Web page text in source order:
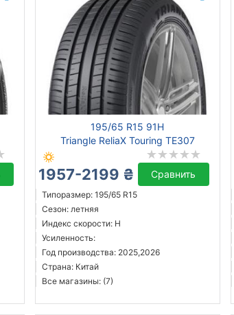
195/65 R15 91H
Triangle ReliaX Touring TE307
1957-2199 ₴ Сравнить
Типоразмер: 195/65 R15
Сезон: летняя
Индекс скорости: H
Усиленность:
Год производства: 2025,2026
Страна: Китай
Все магазины: (7)